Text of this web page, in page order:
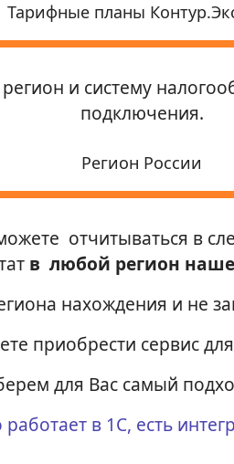
Тарифные планы
и систему
подключения.
Регион России
отчитываться в
в любой регион
нахождения и не
приобрести сервис
для Вас самый
работает в 1С, есть